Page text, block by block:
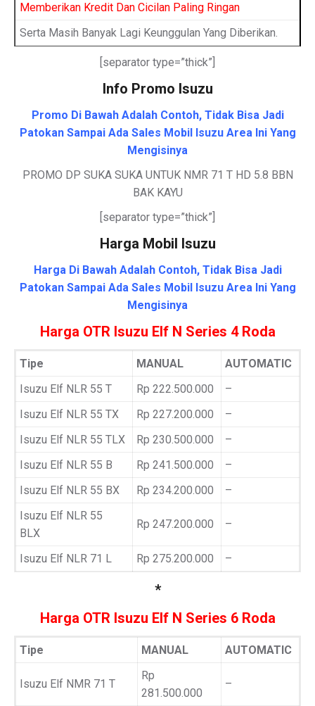
Memberikan Kredit Dan Cicilan Paling Ringan
Serta Masih Banyak Lagi Keunggulan Yang Diberikan.
[separator type=”thick”]
Info Promo Isuzu
Promo Di Bawah Adalah Contoh, Tidak Bisa Jadi
Patokan Sampai Ada Sales Mobil Isuzu Area Ini Yang
Mengisinya
PROMO DP SUKA SUKA UNTUK NMR 71 T HD 5.8 BBN
BAK KAYU
[separator type=”thick”]
Harga Mobil Isuzu
Harga Di Bawah Adalah Contoh, Tidak Bisa Jadi
Patokan Sampai Ada Sales Mobil Isuzu Area Ini Yang
Mengisinya
Harga OTR Isuzu Elf N Series 4 Roda
Tipe MANUAL
AUTOMATIC
Isuzu Elf NLR 55 T
Rp 222.500.000
–
Isuzu Elf NLR 55 TX
Rp 227.200.000
–
Isuzu Elf NLR 55 TLX
Rp 230.500.000
–
Isuzu Elf NLR 55 B
Rp 241.500.000
–
Isuzu Elf NLR 55 BX
Rp 234.200.000
–
Isuzu Elf NLR 55
BLX
Rp 247.200.000 –
Isuzu Elf NLR 71 L Rp 275.200.000 –
*
Harga OTR Isuzu Elf N Series 6 Roda
Tipe MANUAL AUTOMATIC
Isuzu Elf NMR 71 T
Rp
281.500.000
–